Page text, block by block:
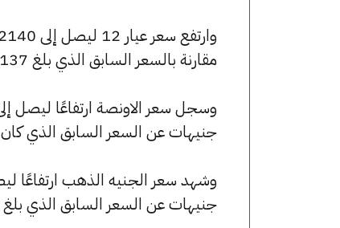
مقارنة بالسعر السابق الذي بلغ 2137 جنيهًا للبيع و2126 جنيهًا للشراء.
جنيهات عن السعر السابق الذي كان 132945 جنيهًا للبيع و132234 جنيهًا للشراء.
جنيهات عن السعر السابق الذي بلغ 29920 جنيهًا للبيع و29760 جنيهًا للشراء.